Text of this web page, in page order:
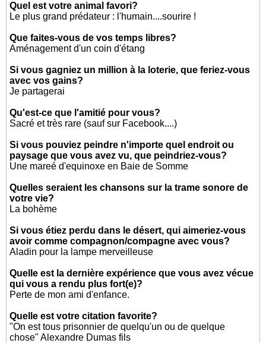
Quel est votre animal favori?
Le plus grand prédateur : l'humain....sourire !
Que faites-vous de vos temps libres?
Aménagement d'un coin d'étang
Si vous gagniez un million à la loterie, que feriez-vous
avec vos gains?
Je partagerai
Qu'est-ce que l'amitié pour vous?
Sacré et très rare (sauf sur Facebook....)
Si vous pouviez peindre n'importe quel endroit ou
paysage que vous avez vu, que peindriez-vous?
Une mareé d'equinoxe en Baie de Somme
Quelles seraient les chansons sur la trame sonore de
votre vie?
La bohème
Si vous étiez perdu dans le désert, qui aimeriez-vous
avoir comme compagnon/compagne avec vous?
Aladin pour la lampe merveilleuse
Quelle est la dernière expérience que vous avez vécue
qui vous a rendu plus fort(e)?
Perte de mon ami d'enfance.
Quelle est votre citation favorite?
"On est tous prisonnier de quelqu'un ou de quelque
chose" Alexandre Dumas fils